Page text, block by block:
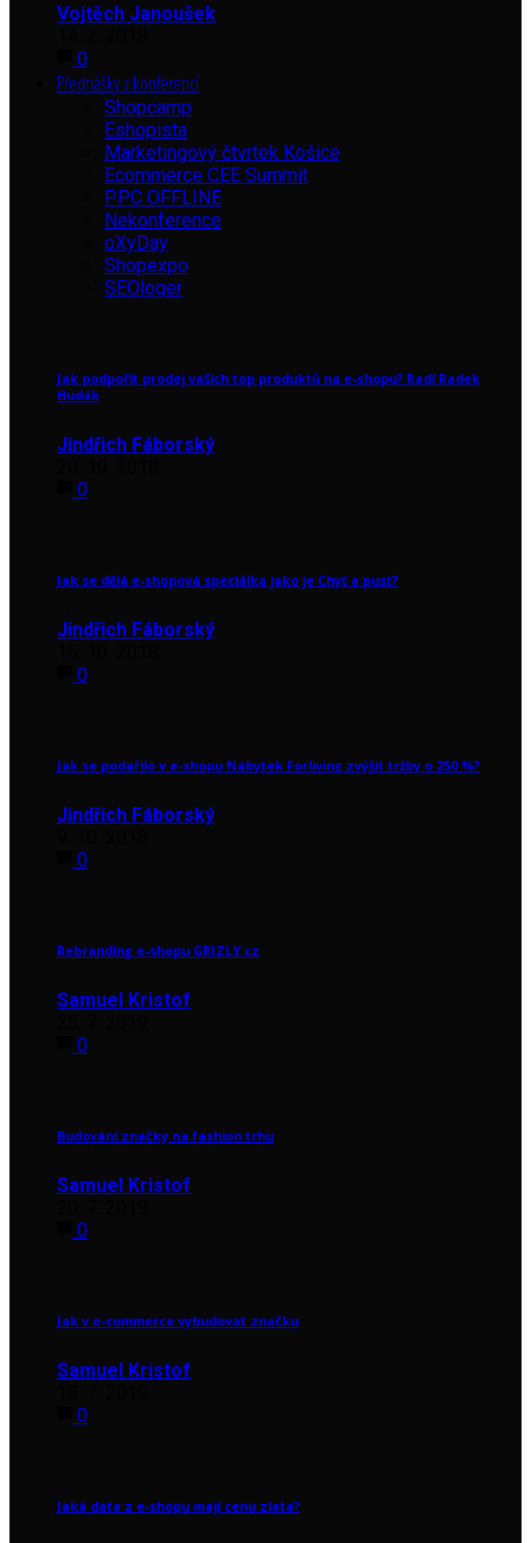
Vojtěch Janoušek
0
Přednášky z konferencí
Shopcamp
Eshopista
Marketingový čtvrtek Košice
Ecommerce CEE Summit
PPC OFFLINE
Nekonference
oXyDay
Shopexpo
SEOloger
Jak podpořit prodej vašich top produktů na e-shopu? Radí Radek
Hudák
Jindřich Fáborský
0
Jak se dělá e-shopová speciálka jako je Chyť a pusť?
Jindřich Fáborský
0
Jak se podařilo v e-shopu Nábytek Forliving zvýšit tržby o 250 %?
Jindřich Fáborský
0
Rebranding e-shopu GRIZLY.cz
Samuel Kristof
0
Budování značky na fashion trhu
Samuel Kristof
0
Jak v e-commerce vybudovat značku
Samuel Kristof
0
Jaká data z e-shopu mají cenu zlata?